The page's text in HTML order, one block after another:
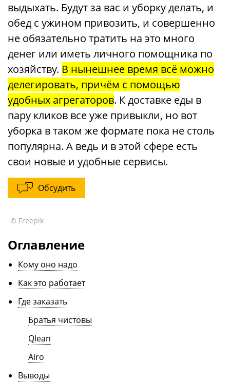
выдыхать. Будут за вас и уборку делать, и
обед с ужином привозить, и совершенно
не обязательно тратить на это много
денег или иметь личного помощника по
хозяйству. В нынешнее время всё можно
делегировать, причём с помощью
удобных агрегаторов. К доставке еды в
пару кликов все уже привыкли, но вот
уборка в таком же формате пока не столь
популярна. А ведь и в этой сфере есть
свои новые и удобные сервисы.
Обсудить
© Freepik
Оглавление
Кому оно надо
Как это работает
Где заказать
Братья чистовы
Qlean
Airo
Выводы